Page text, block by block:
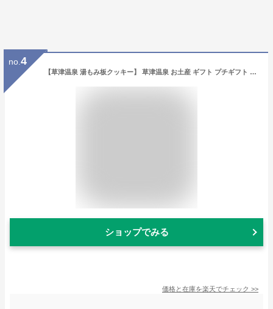
no. 4
【草津温泉 湯もみ板クッキー】 草津温泉 お土産 ギフト プチギフト ミニギフト プレゼント 草津 温泉 湯もみ板 かわいい クッキー 食品 手土産 常温 洋菓子 バレンタイン バレンタインデー おみやげ
ショップでみる
価格と在庫を楽天でチェック >>